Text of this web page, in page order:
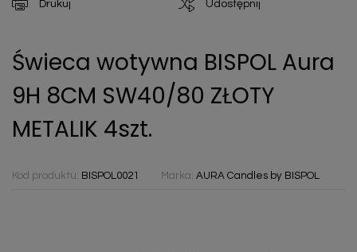
Drukuj Udostępnij
Świeca wotywna BISPOL Aura
9H 8CM SW40/80 ZŁOTY
METALIK 4szt.
Kod produktu: BISPOL0021 Marka: AURA Candles by BISPOL